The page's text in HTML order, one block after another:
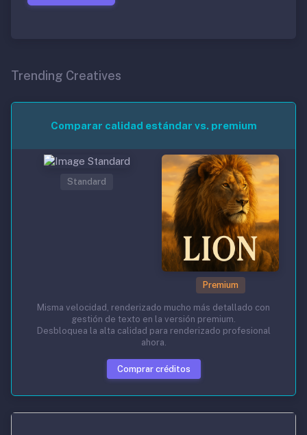
Trending Creatives
Comparar calidad estándar vs. premium
Standard
Premium
Misma velocidad, renderizado mucho más detallado con
gestión de texto en la versión premium.
Desbloquea la alta calidad para renderizado profesional
ahora.
Comprar créditos